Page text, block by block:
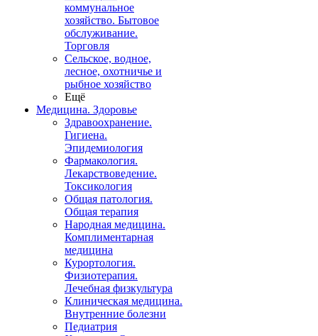
коммунальное
хозяйство. Бытовое
обслуживание.
Торговля
Сельское, водное,
лесное, охотничье и
рыбное хозяйство
Ещё
Медицина. Здоровье
Здравоохранение.
Гигиена.
Эпидемиология
Фармакология.
Лекарствоведение.
Токсикология
Общая патология.
Общая терапия
Народная медицина.
Комплиментарная
медицина
Курортология.
Физиотерапия.
Лечебная физкультура
Клиническая медицина.
Внутренние болезни
Педиатрия